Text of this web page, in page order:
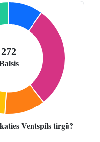
Ventspils tirgū?